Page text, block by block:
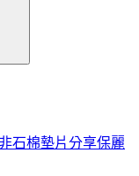
石棉墊片分享保麗